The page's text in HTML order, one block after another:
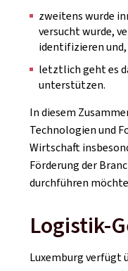
zweitens wurde
versucht wurde,
identifizieren
letztlich geht es
unterstützen.
In diesem
Technologien und
Wirtschaft
Förderung der
durchführen
Logistik-
Luxemburg verfügt